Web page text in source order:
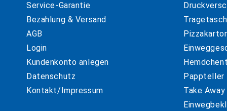
Service-Garantie
Bezahlung & Versand
AGB
Login
Kundenkonto anlegen
Datenschutz
Kontakt/Impressum
Pappteller
Take